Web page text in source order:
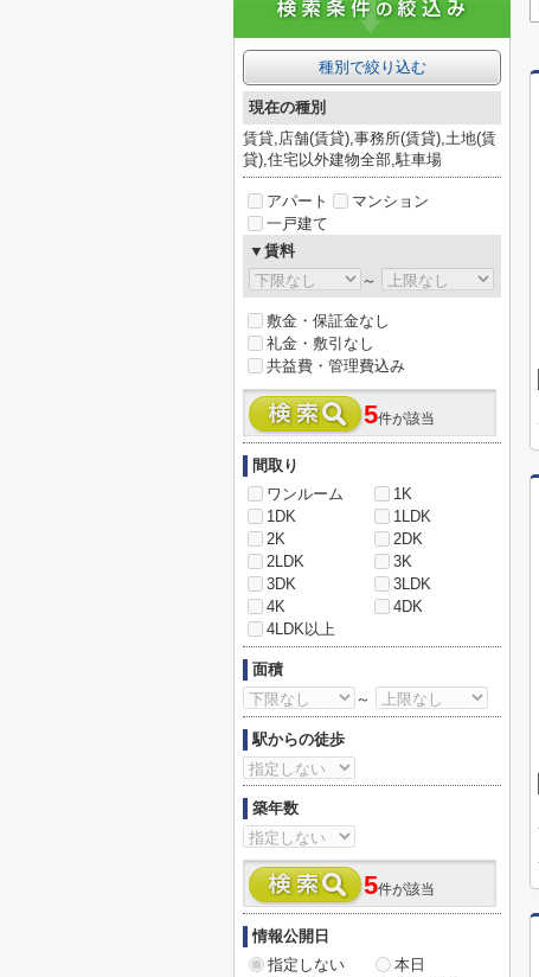
種別で絞り込む
現在の種別
賃貸,店舗(賃貸),事務所(賃貸),土地(賃
貸),住宅以外建物全部,駐車場
アパート
マンション
一戸建て
▼賃料
～
敷金・保証金なし
礼金・敷引なし
共益費・管理費込み
5件が該当
間取り
ワンルーム
1K
1DK
1LDK
2K
2DK
2LDK
3K
3DK
3LDK
4K
4DK
4LDK以上
面積
～
駅からの徒歩
築年数
5件が該当
情報公開日
指定しない
本日